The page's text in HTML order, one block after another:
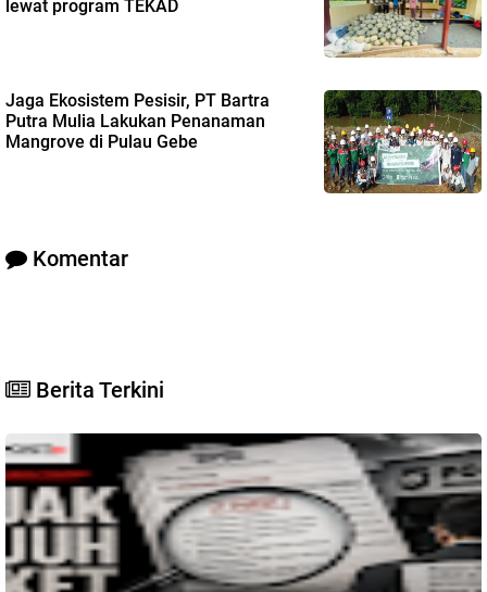
lewat program TEKAD
Jaga Ekosistem Pesisir, PT Bartra
Putra Mulia Lakukan Penanaman
Mangrove di Pulau Gebe
Komentar
Berita Terkini